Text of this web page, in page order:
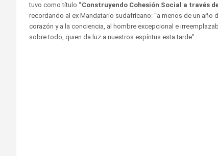
tuvo como título “Construyendo Cohesión Social a través
recordando al ex Mandatario sudafricano: “a menos de un año
corazón y a la conciencia, al hombre excepcional e
sobre todo, quien da luz a nuestros espíritus esta tarde”.